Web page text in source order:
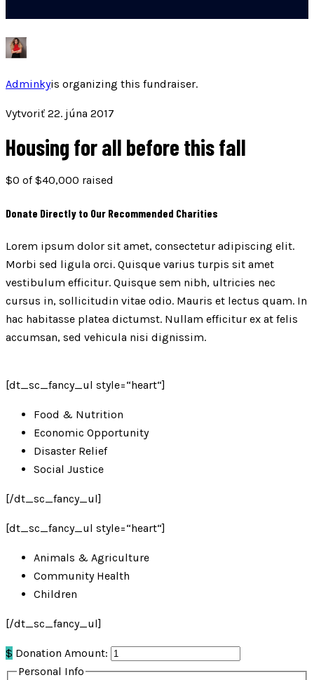
Adminkyis organizing this fundraiser.
Vytvoriť 22. júna 2017
Housing for all before this fall
$0 of$40,000 raised
Donate Directly to Our Recommended Charities
Lorem ipsum dolor sit amet, consectetur adipiscing elit.
Morbi sed ligula orci. Quisque varius turpis sit amet
vestibulum efficitur. Quisque sem nibh, ultricies nec
cursus in, sollicitudin vitae odio. Mauris et lectus quam. In
hac habitasse platea dictumst. Nullam efficitur ex at felis
accumsan, sed vehicula nisi dignissim.
[dt_sc_fancy_ul style=“heart“]
Food & Nutrition
Economic Opportunity
Disaster Relief
Social Justice
[/dt_sc_fancy_ul]
[dt_sc_fancy_ul style=“heart“]
Animals & Agriculture
Community Health
Children
[/dt_sc_fancy_ul]
$ Donation Amount:
Personal Info